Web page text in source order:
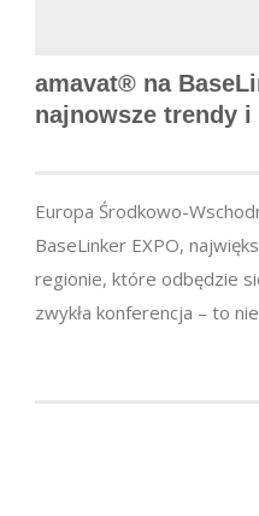
amavat® na
najnowsze trendy
Europa Środkowo-
BaseLinker EXPO,
regionie, które odbędzie
zwykła konferencja – to